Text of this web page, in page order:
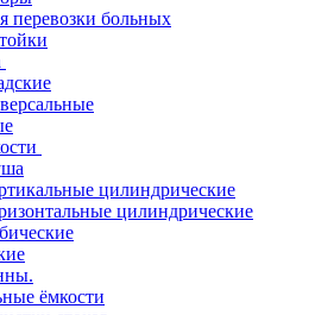
перевозки больных
цилиндрические
цилиндрические
ёмкости